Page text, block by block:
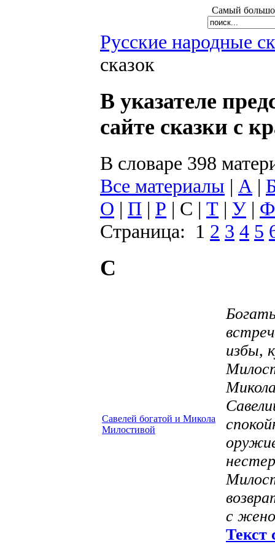
Самый
Русские народные
сказок
В указателе
сайте сказки с
В словаре 398
Все материалы | А |
О | П | Р | С | Т | У | Ф
Страница: 1 2 3 4 5
С
Савелей богатой и Микола
Милостивой
избы,
с
Текст